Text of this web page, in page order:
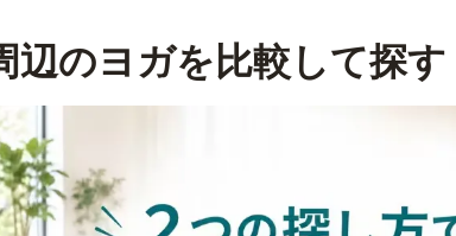
辺のヨガを比較して探す